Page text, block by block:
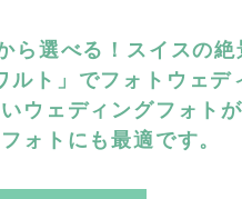
ら選べる！スイスの
ト」でフォトウェデ
ウェディングフォトが
ォトにも最適です。